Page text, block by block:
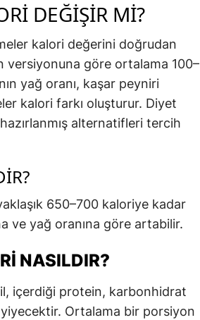
DEĞIŞIR MI?
kalori değerini doğrudan
versiyonuna göre ortalama 100–
yağ oranı, kaşar peyniri
kalori farkı oluşturur. Diyet
alternatifleri tercih
650–700 kaloriye kadar
ve yağ oranına göre artabilir.
NASILDIR?
içerdiği protein, karbonhidrat
yiyecektir. Ortalama bir porsiyon